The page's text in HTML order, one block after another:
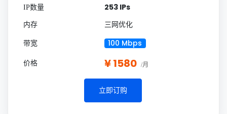
253 IPs
三网优化
100 Mbps
¥ 1580 /月
立即订购